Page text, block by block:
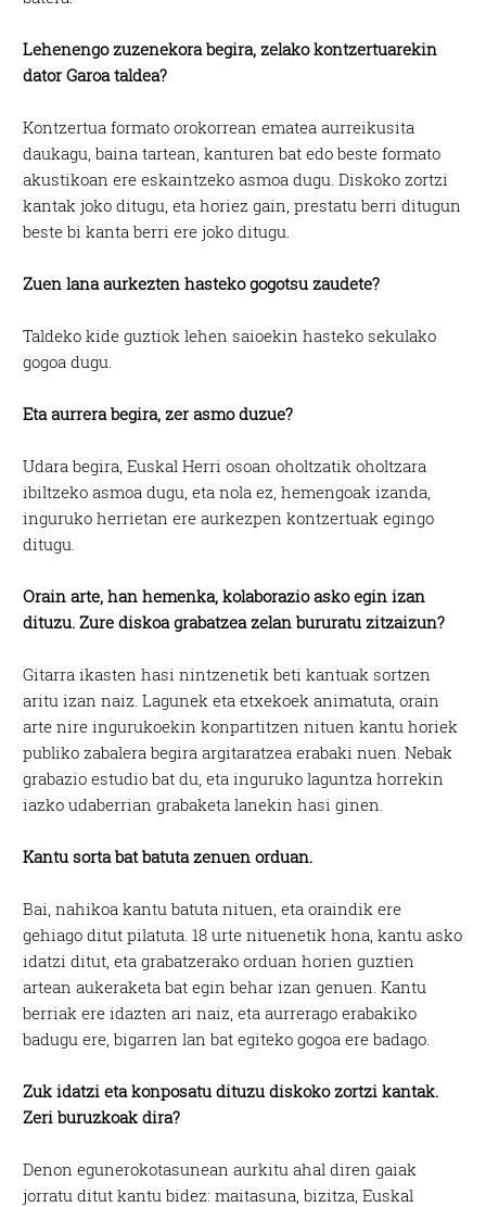
Lehenengo zuzenekora begira, zelako kontzertuarekin
dator Garoa taldea?
Kontzertua formato orokorrean ematea aurreikusita
daukagu, baina tartean, kanturen bat edo beste formato
akustikoan ere eskaintzeko asmoa dugu. Diskoko zortzi
kantak joko ditugu, eta horiez gain, prestatu berri ditugun
beste bi kanta berri ere joko ditugu.
Zuen lana aurkezten hasteko gogotsu zaudete?
Taldeko kide guztiok lehen saioekin hasteko sekulako
gogoa dugu.
Eta aurrera begira, zer asmo duzue?
Udara begira, Euskal Herri osoan oholtzatik oholtzara
ibiltzeko asmoa dugu, eta nola ez, hemengoak izanda,
inguruko herrietan ere aurkezpen kontzertuak egingo
ditugu.
Orain arte, han hemenka, kolaborazio asko egin izan
dituzu. Zure diskoa grabatzea zelan bururatu zitzaizun?
Gitarra ikasten hasi nintzenetik beti kantuak sortzen
aritu izan naiz. Lagunek eta etxekoek animatuta, orain
arte nire ingurukoekin konpartitzen nituen kantu horiek
publiko zabalera begira argitaratzea erabaki nuen. Nebak
grabazio estudio bat du, eta inguruko laguntza horrekin
iazko udaberrian grabaketa lanekin hasi ginen.
Kantu sorta bat batuta zenuen orduan.
Bai, nahikoa kantu batuta nituen, eta oraindik ere
gehiago ditut pilatuta. 18 urte nituenetik hona, kantu asko
idatzi ditut, eta grabatzerako orduan horien guztien
artean aukeraketa bat egin behar izan genuen. Kantu
berriak ere idazten ari naiz, eta aurrerago erabakiko
badugu ere, bigarren lan bat egiteko gogoa ere badago.
Zuk idatzi eta konposatu dituzu diskoko zortzi kantak.
Zeri buruzkoak dira?
Denon egunerokotasunean aurkitu ahal diren gaiak
jorratu ditut kantu bidez: maitasuna, bizitza, Euskal